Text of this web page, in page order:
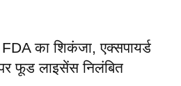
का शिकंजा, एक्सपायर्ड
फूड लाइसेंस निलंबित